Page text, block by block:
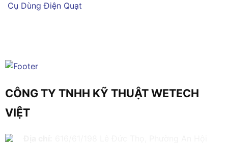
Cụ Dùng Điện Quạt
CÔNG TY TNHH KỸ THUẬT WETECH
VIỆT